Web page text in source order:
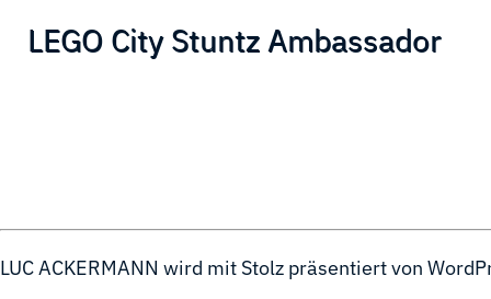
LEGO City Stuntz Ambassador
LUC ACKERMANN wird mit Stolz präsentiert von